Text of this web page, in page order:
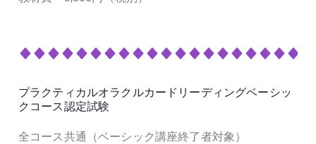
プラクティカルオラクルカードリーディングベーシッ
クコース認定試験
全コース共通（ベーシック講座終了者対象）